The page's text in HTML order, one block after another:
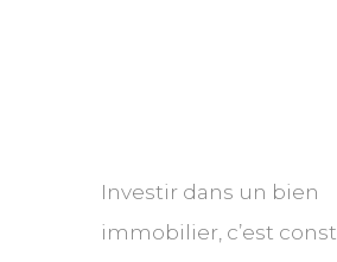
Investir dans un bien
immobilier, c’est